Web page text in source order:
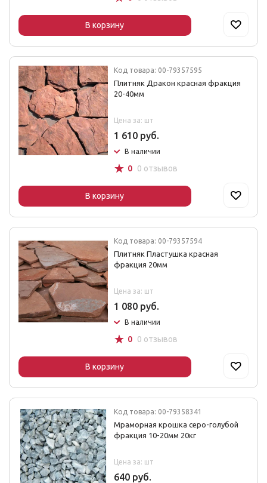
В корзину
Код товара: 00-79357595
Плитняк Дракон красная фракция
20-40мм
Цена за: шт
1 610 руб.
В наличии
☆ 0 0 отзывов
В корзину
Код товара: 00-79357594
Плитняк Пластушка красная
фракция 20мм
Цена за: шт
1 080 руб.
В наличии
☆ 0 0 отзывов
В корзину
Код товара: 00-79358341
Мраморная крошка серо-голубой
фракция 10-20мм 20кг
Цена за: шт
640 руб.